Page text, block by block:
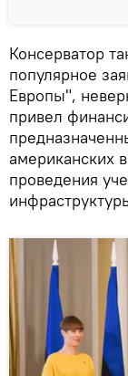
Консерватор
популярное
Европы",
привел
американских
проведения